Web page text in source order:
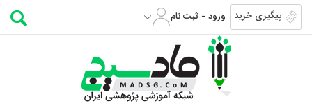
پیگیری خرید ورود - ثبت نام